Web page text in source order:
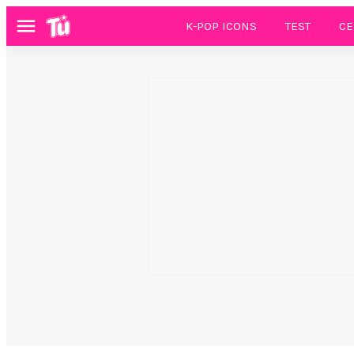
Menú K-POP ICONS TEST